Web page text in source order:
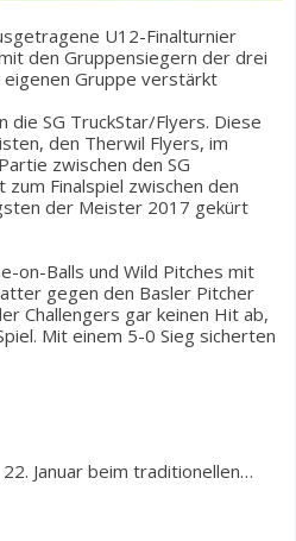
U12-Finalturnier
den Gruppensiegern der drei
eigenen Gruppe verstärkt
SG TruckStar/Flyers. Diese
den Therwil Flyers, im
zwischen den SG
Finalspiel zwischen den
der Meister 2017 gekürt
on-Balls und Wild Pitches mit
gegen den Basler Pitcher
Challengers gar keinen Hit ab,
Mit einem 5-0 Sieg sicherten
Januar beim traditionellen…